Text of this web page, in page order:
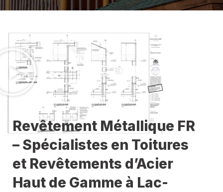
Revêtement Métallique FR
– Spécialistes en Toitures
et Revêtements d’Acier
Haut de Gamme à Lac-